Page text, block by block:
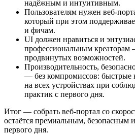
надёжным и интуитивным.
Пользователям нужен веб-
который при этом
и фичам.
UI должен нравиться и
профессиональным креаторам
продвинутых возможностей.
Производительность,
— без компромиссов: быстрые
на всех устройствах при
практик с первого дня.
Итог — собрать веб-портал со
остаётся премиальным, безопасным
первого дня.